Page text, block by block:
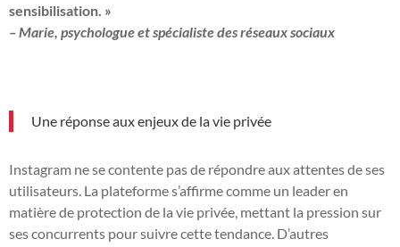
sensibilisation. »
– Marie, psychologue et spécialiste des réseaux sociaux
Une réponse aux enjeux de la vie privée
Instagram ne se contente pas de répondre aux attentes de ses
utilisateurs. La plateforme s’affirme comme un leader en
matière de protection de la vie privée, mettant la pression sur
ses concurrents pour suivre cette tendance. D’autres